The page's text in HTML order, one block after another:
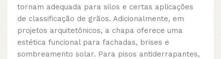
tornam adequada para silos e certas aplicações
de classificação de grãos. Adicionalmente, em
projetos arquitetônicos, a chapa oferece uma
estética funcional para fachadas, brises e
sombreamento solar. Para pisos antiderrapantes,